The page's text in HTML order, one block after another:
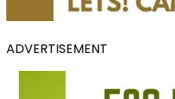
ADVERTISEMENT